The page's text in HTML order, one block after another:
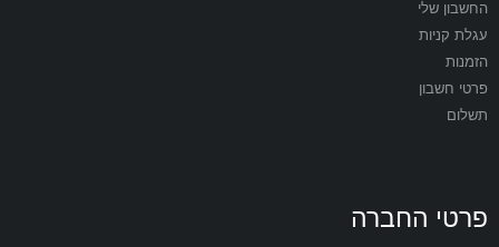
החשבון שלי
עגלת קניות
הזמנות
פרטי חשבון
תשלום
פרטי החברה